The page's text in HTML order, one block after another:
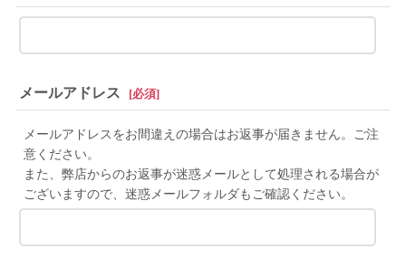
メールアドレス [必須]
メールアドレスをお間違えの場合はお返事が届きません。ご注
意ください。
また、弊店からのお返事が迷惑メールとして処理される場合が
ございますので、迷惑メールフォルダもご確認ください。